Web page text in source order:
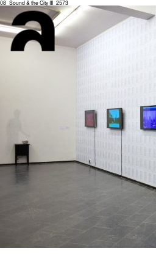
08_Sound & the City III_2573